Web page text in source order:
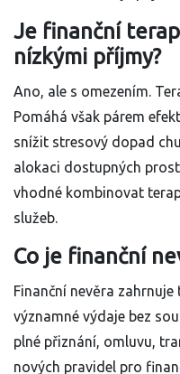
Je finanční
nízkými příjmy?
Ano, ale s omezením.
Pomáhá však párem
snížit stresový dopad
alokaci dostupných
vhodné kombinovat
služeb.
Co je finanční
Finanční nevěra
významné výdaje bez
plné přiznání, omluvu,
nových pravidel pro